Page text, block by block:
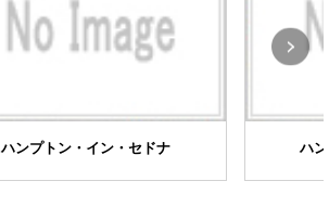
ハンプトン・イン・セドナ ハ